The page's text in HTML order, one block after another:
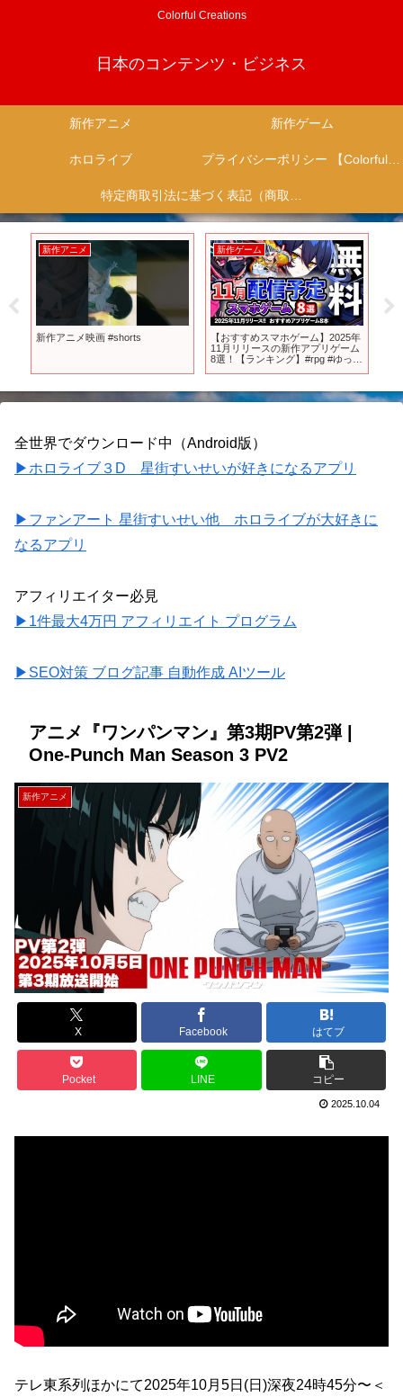
Colorful Creations
日本のコンテンツ・ビジネス
新作アニメ 新作ゲーム
ホロライブ プライバシーポリシー 【Colorful Creation】
特定商取引法に基づく表記（商取引に関する開示）
新作アニメ
新作アニメ映画 #shorts
新作ゲーム
【おすすめスマホゲーム】2025年
11月リリースの新作アプリゲーム
8選！【ランキング】#rpg #ゆっく
全世界でダウンロード中（Android版）
▶ホロライブ３D 星街すいせいが好きになるアプリ
▶ファンアート 星街すいせい他 ホロライブが大好きに
なるアプリ
アフィリエイター必見
▶1件最大4万円 アフィリエイト プログラム
▶SEO対策 ブログ記事 自動作成 AIツール
アニメ『ワンパンマン』第3期PV第2弾 |
One-Punch Man Season 3 PV2
新作アニメ
X Facebook はてブ
Pocket LINE コピー
2025.10.04
テレ東系列ほかにて2025年10月5日(日)深夜24時45分〜＜